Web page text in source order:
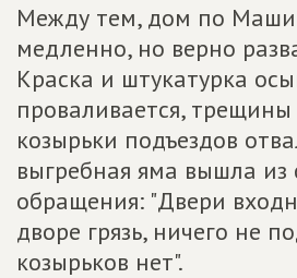
Между тем, дом по
медленно, но верно
Краска и штукатурка
проваливается,
козырьки подъездов
выгребная яма вышла из
обращения: "Двери
дворе грязь, ничего не
козырьков нет".